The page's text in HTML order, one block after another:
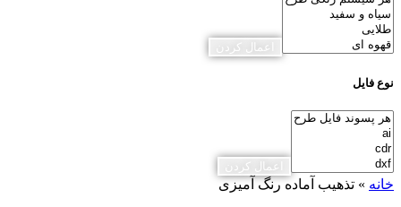
اعمال کردن
نوع فایل
اعمال کردن
خانه » تذهیب آماده رنگ آمیزی